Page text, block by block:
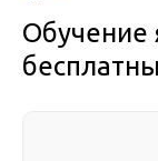
Обучение